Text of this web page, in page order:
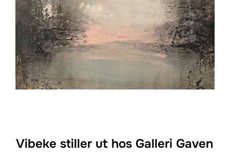
Vibeke stiller ut hos Galleri Gaven